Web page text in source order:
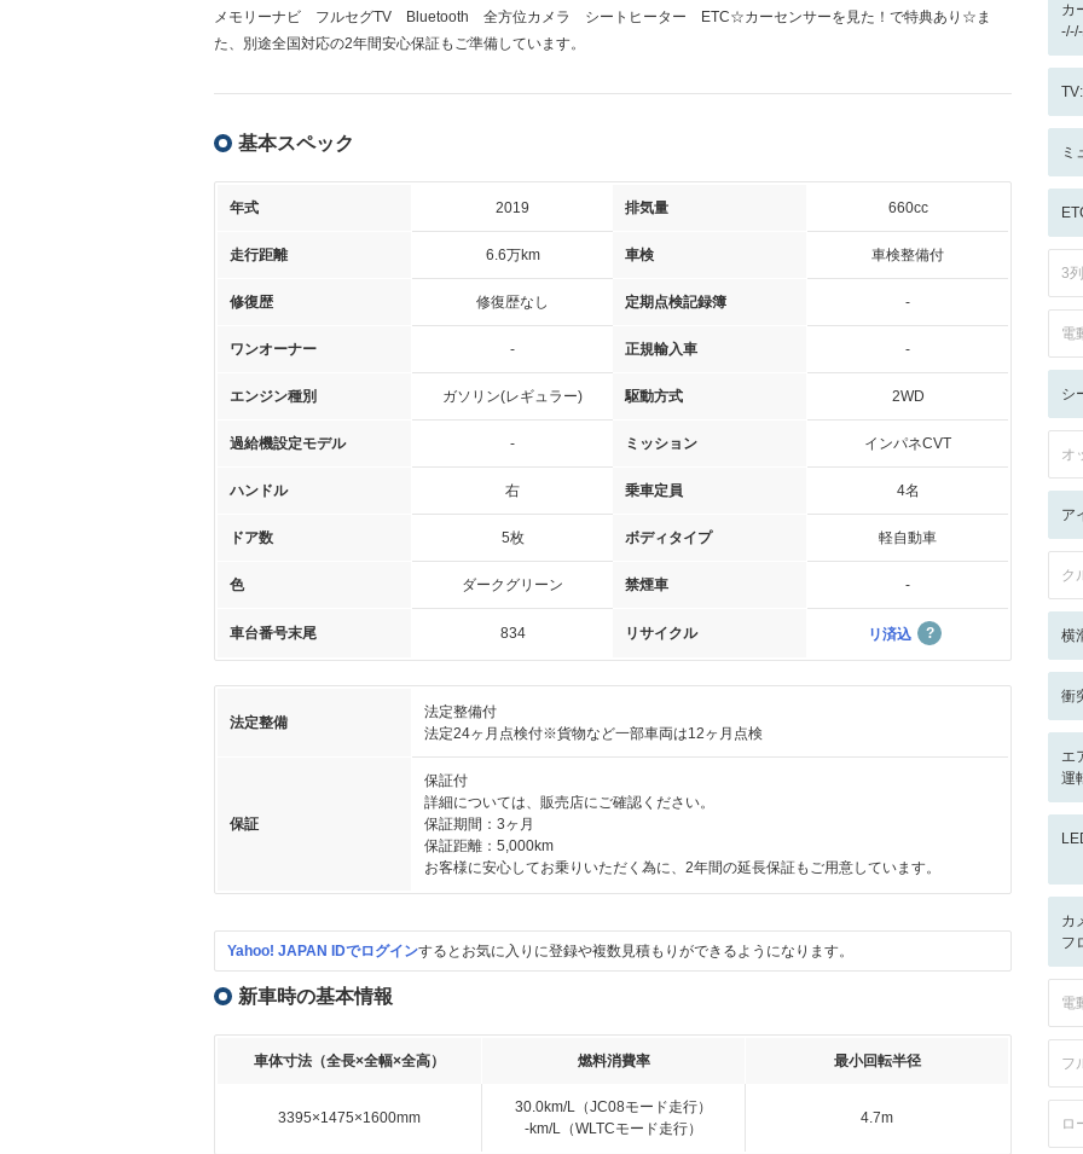
メモリーナビ フルセグTV Bluetooth 全方位カメラ シートヒーター ETC☆カーセンサーを見た！で特典あり☆ま
た、別途全国対応の2年間安心保証もご準備しています。
基本スペック
年式 2019 排気量 660cc
走行距離 6.6万km 車検 車検整備付
修復歴 修復歴なし 定期点検記録簿 -
ワンオーナー - 正規輸入車 -
エンジン種別 ガソリン(レギュラー) 駆動方式 2WD
過給機設定モデル - ミッション インパネCVT
ハンドル 右 乗車定員 4名
ドア数 5枚 ボディタイプ 軽自動車
色 ダークグリーン 禁煙車 -
車台番号末尾 834 リサイクル リ済込
法定整備
法定整備付
法定24ヶ月点検付※貨物など一部車両は12ヶ月点検
保証
保証付
詳細については、販売店にご確認ください。
保証期間：3ヶ月
保証距離：5,000km
お客様に安心してお乗りいただく為に、2年間の延長保証もご用意しています。
Yahoo! JAPAN IDでログインするとお気に入りに登録や複数見積もりができるようになります。
新車時の基本情報
車体寸法（全長×全幅×全高） 燃料消費率 最小回転半径
3395×1475×1600mm
30.0km/L（JC08モード走行）
-km/L（WLTCモード走行）
4.7m
カ
ミ
3
電
シ
オ
ア
ク
横
衝
エ
運
カ
フ
電
フ
ロ